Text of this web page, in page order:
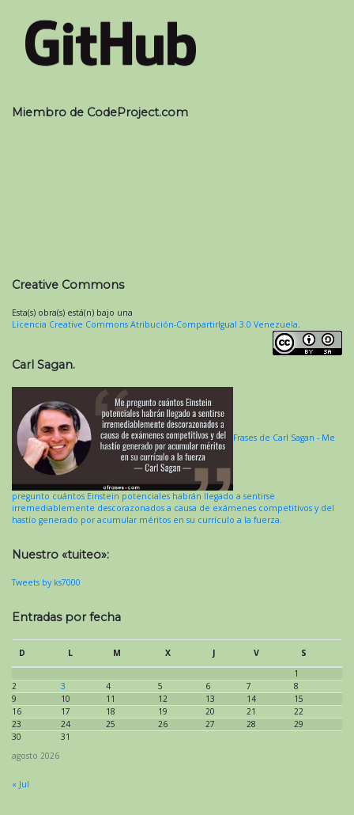
Miembro de CodeProject.com
Creative Commons
Esta(s) obra(s) está(n) bajo una
Licencia Creative Commons Atribución-CompartirIgual 3.0 Venezuela
Carl Sagan.
Frases de Carl Sagan - Me
pregunto cuántos Einstein potenciales habrán llegado a sentirse
irremediablemente descorazonados a causa de exámenes competitivos y del
hastío generado por acumular méritos en su currículo a la fuerza.
Nuestro «tuiteo»:
Tweets by ks7000
Entradas por fecha
agosto 2026
D L M X J V
S
1
2
3 4 5 6 7
8
9
10 11 12 13 14
15
16
17 18 19 20 21
22
23
24 25 26 27 28
29
30
31
« Jul